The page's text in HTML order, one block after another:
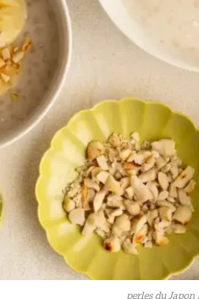
perles du